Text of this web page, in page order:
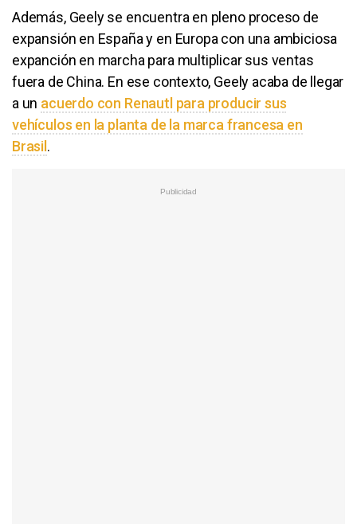
Además, Geely se encuentra en pleno proceso de
expansión en España y en Europa con una ambiciosa
expanción en marcha para multiplicar sus ventas
fuera de China. En ese contexto, Geely acaba de llegar
a un acuerdo con Renautl para producir sus
vehículos en la planta de la marca francesa en
Brasil.